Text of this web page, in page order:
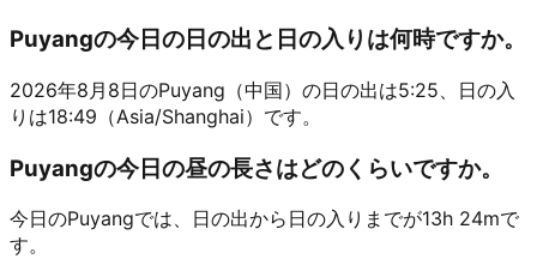
Puyangの今日の日の出と日の入りは何時ですか。
2026年8月8日のPuyang（中国）の日の出は5:25、日の入
りは18:49（Asia/Shanghai）です。
Puyangの今日の昼の長さはどのくらいですか。
今日のPuyangでは、日の出から日の入りまでが13h 24mで
す。